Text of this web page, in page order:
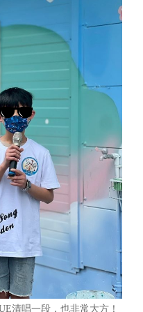
清唱一段，也非常大方！